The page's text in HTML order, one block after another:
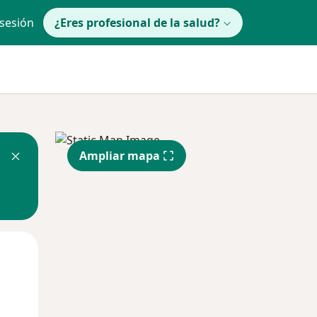
¿Eres profesional de la salud?
Ampliar mapa